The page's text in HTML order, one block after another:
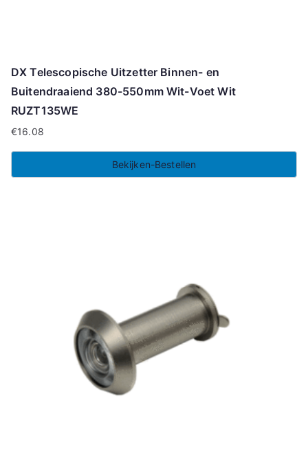
DX Telescopische Uitzetter Binnen- en
Buitendraaiend 380-550mm Wit-Voet Wit
RUZT135WE
€16.08
Bekijken-Bestellen